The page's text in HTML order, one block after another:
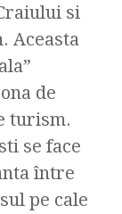
si
Aceasta
de
turism.
se face
între
pe cale